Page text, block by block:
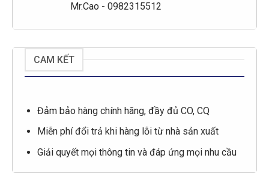
Mr.Cao - 0982315512
CAM KẾT
Đảm bảo hàng chính hãng, đầy đủ CO, CQ
Miễn phí đổi trả khi hàng lỗi từ nhà sản xuất
Giải quyết mọi thông tin và đáp ứng mọi nhu cầu